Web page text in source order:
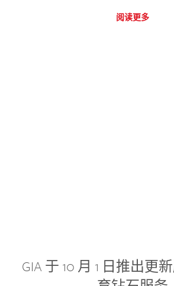
阅读更多
GIA 于 10 月 1 日推出更